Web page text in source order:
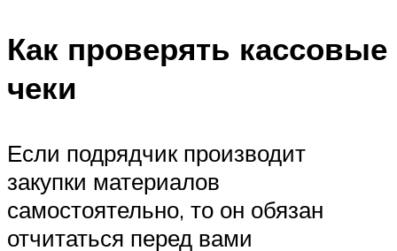
Как проверять кассовые
чеки
Если подрядчик производит
закупки материалов
самостоятельно, то он обязан
отчитаться перед вами